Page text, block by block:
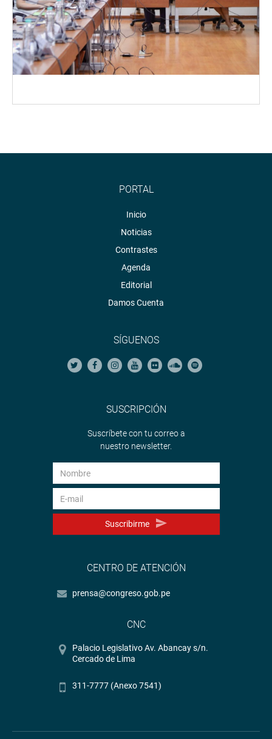
PORTAL
Inicio
Noticias
Contrastes
Agenda
Editorial
Damos Cuenta
SÍGUENOS
SUSCRIPCIÓN
Suscríbete con tu correo a
nuestro newsletter.
Suscribirme
CENTRO DE ATENCIÓN
prensa@congreso.gob.pe
CNC
Palacio Legislativo Av. Abancay s/n.
Cercado de Lima
311-7777 (Anexo 7541)